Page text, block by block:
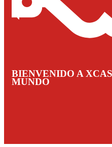
BIENVENIDO A
MUNDO